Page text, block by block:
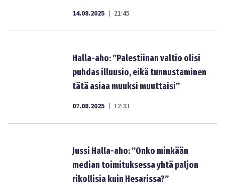
14.08.2025 | 21:45
Halla-aho: ”Palestiinan valtio olisi
puhdas illuusio, eikä tunnustaminen
tätä asiaa muuksi muuttaisi”
07.08.2025 | 12:33
Jussi Halla-aho: ”Onko minkään
median toimituksessa yhtä paljon
rikollisia kuin Hesarissa?”